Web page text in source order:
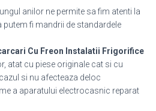
anilor ne permite sa fim atenti la
fi mandrii de standardele
Cu Freon Instalatii Frigorifice
atat cu piese originale cat si cu
si nu afecteaza deloc
a aparatului electrocasnic reparat